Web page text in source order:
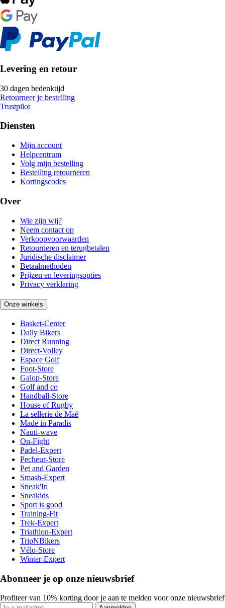
Levering en retour
30 dagen bedenktijd
Retourneer je bestelling
Trustpilot
Diensten
Mijn account
Helpcentrum
Volg mijn bestelling
Bestelling retourneren
Kortingscodes
Over
Wie zijn wij?
Neem contact op
Verkoopvoorwaarden
Retourneren en terugbetalen
Juridische disclaimer
Betaalmethoden
Prijzen en leveringsopties
Privacy verklaring
Onze winkels
Basket-Center
Daily Bikers
Direct Running
Direct-Volley
Espace Golf
Foot-Store
Galop-Store
Golf and co
Handball-Store
House of Rugby
La sellerie de Maé
Made in Paradis
Nauti-wave
On-Fight
Padel-Expert
Pecheur-Store
Pet and Garden
Smash-Expert
Sneak'In
Sneakids
Sport is good
Training-Fit
Trek-Expert
Triathlon-Expert
TripNBikers
Vélo-Store
Winter-Expert
Abonneer je op onze nieuwsbrief
Profiteer van 10% korting door je aan te melden voor onze nieuwsbrief